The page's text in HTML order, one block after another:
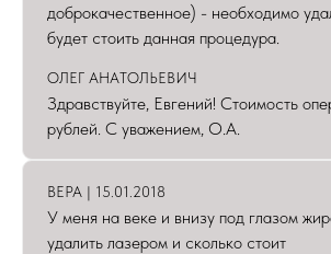
доброкачественное) - необходимо
будет стоить данная процедура.
ОЛЕГ АНАТОЛЬЕВИЧ
Здравствуйте, Евгений! Стоимость
рублей. С уважением, О.А.
ВЕРА | 15.01.2018
У меня на веке и внизу под глазом
удалить лазером и сколько стоит